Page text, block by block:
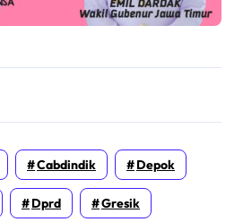
Cabdindik Depok
Dprd Gresik